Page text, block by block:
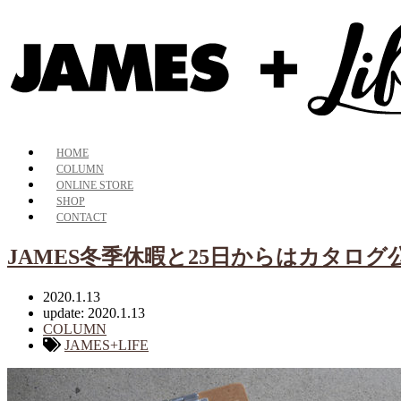
HOME
COLUMN
ONLINE STORE
SHOP
CONTACT
JAMES冬季休暇と25日からはカタログ
2020.1.13
update: 2020.1.13
COLUMN
JAMES+LIFE